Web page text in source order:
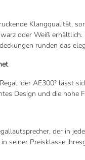
Klangqualität,
oder Weiß
runden das
der AE300² lässt
Design und die
der in
seiner Preisklasse